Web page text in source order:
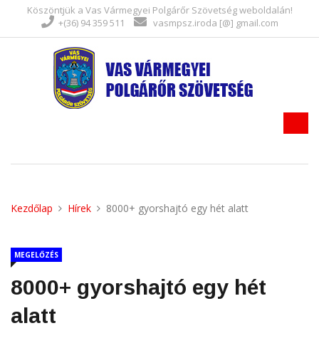
Köszöntjük a Vas Vármegyei Polgárőr Szövetség weboldalán!
+(36) 94 359 511
vasmpsz.iroda [@] gmail.com
Kezdőlap Hírek 8000+ gyorshajtó egy hét alatt
MEGELŐZÉS
8000+ gyorshajtó egy hét
alatt